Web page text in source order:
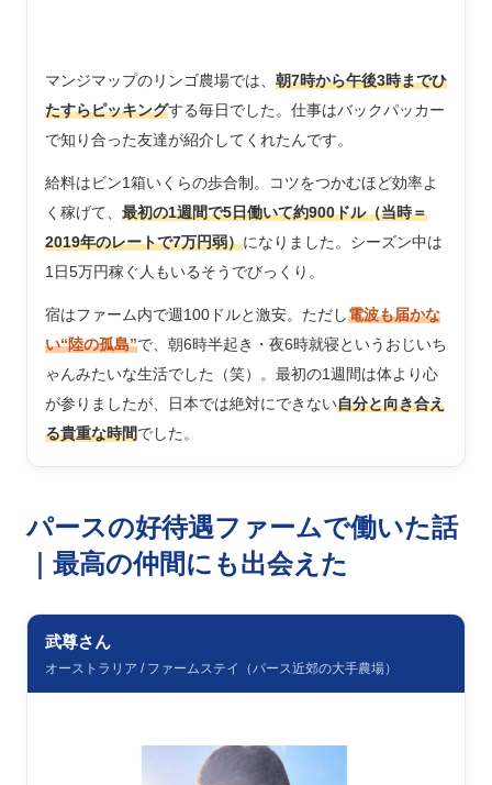
マンジマップのリンゴ農場では、 朝7時から午後3時までひ
たすらピッキングする毎日でした。仕事はバックパッカー
で知り合った友達が紹介してくれたんです。
給料はビン1箱いくらの歩合制。コツをつかむほど効率よ
く稼げて、 最初の1週間で5日働いて約900ドル（当時＝
2019年のレートで7万円弱）になりました。シーズン中は
1日5万円稼ぐ人もいるそうでびっくり。
宿はファーム内で週100ドルと激安。ただし電波も届かな
い“陸の孤島”で、朝6時半起き・夜6時就寝というおじいち
ゃんみたいな生活でした（笑）。最初の1週間は体より心
が参りましたが、日本では絶対にできない自分と向き合え
る貴重な時間でした。
パースの好待遇ファームで働いた話
｜最高の仲間にも出会えた
武尊さん
オーストラリア / ファームステイ（パース近郊の大手農場）